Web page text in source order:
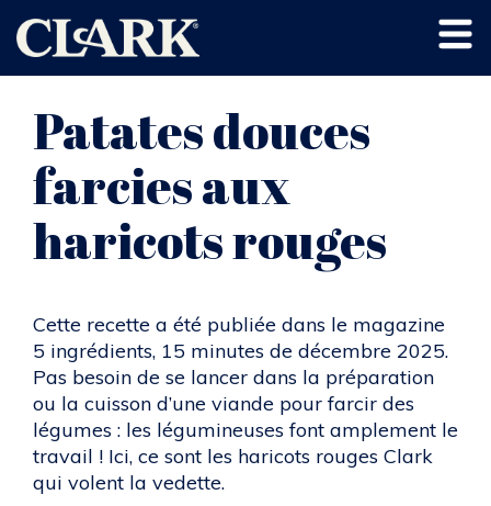
Patates douces
farcies aux
haricots rouges
Cette recette a été publiée dans le magazine
5 ingrédients, 15 minutes de décembre 2025.
Pas besoin de se lancer dans la préparation
ou la cuisson d’une viande pour farcir des
légumes : les légumineuses font amplement le
travail ! Ici, ce sont les haricots rouges Clark
qui volent la vedette.